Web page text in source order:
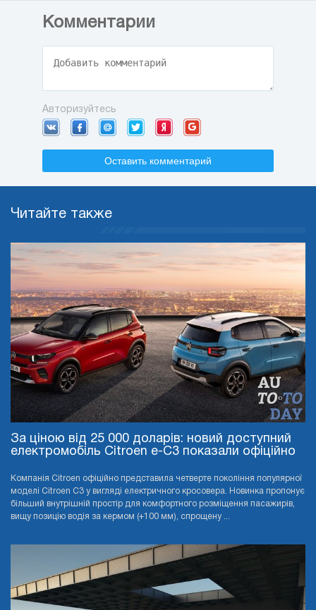
Комментарии
Авторизуйтесь
Оставить комментарий
Читайте также
За ціною від 25 000 доларів: новий доступний
електромобіль Citroen e-C3 показали офіційно
Компанія Citroen офіційно представила четверте покоління популярної
моделі Citroen C3 у вигляді електричного кросовера. Новинка пропонує
більший внутрішній простір для комфортного розміщення пасажирів,
вищу позицію водія за кермом (+100 мм), спрощену ...